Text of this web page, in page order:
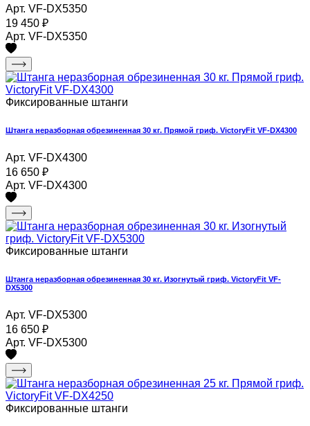
Арт. VF-DX5350
19 450 ₽
Арт. VF-DX5350
Фиксированные штанги
Штанга неразборная обрезиненная 30 кг. Прямой гриф. VictoryFit VF-DX4300
Арт. VF-DX4300
16 650 ₽
Арт. VF-DX4300
Фиксированные штанги
Штанга неразборная обрезиненная 30 кг. Изогнутый гриф. VictoryFit VF-
DX5300
Арт. VF-DX5300
16 650 ₽
Арт. VF-DX5300
Фиксированные штанги